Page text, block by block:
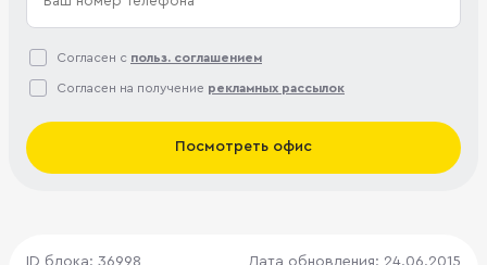
Согласен с польз. соглашением
Согласен на получение рекламных рассылок
Посмотреть офис
ID блока: 36998 Дата обновления: 24.06.2015